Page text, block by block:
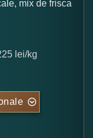
mix de frisca
lei/kg